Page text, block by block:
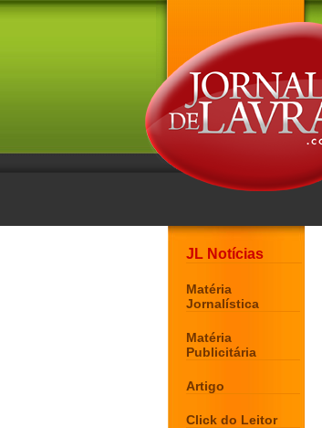
JL Notícias
Matéria
Jornalística
Matéria
Publicitária
Artigo
Click do Leitor